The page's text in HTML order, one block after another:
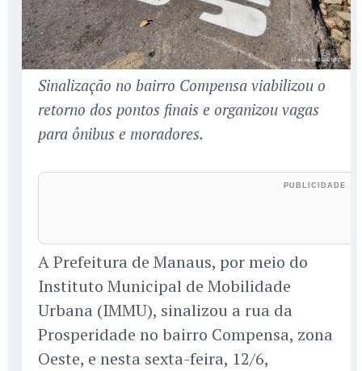
Sinalização no bairro Compensa viabilizou o
retorno dos pontos finais e organizou vagas
para ônibus e moradores.
A Prefeitura de Manaus, por meio do
Instituto Municipal de Mobilidade
Urbana (IMMU), sinalizou a rua da
Prosperidade no bairro Compensa, zona
Oeste, e nesta sexta-feira, 12/6,